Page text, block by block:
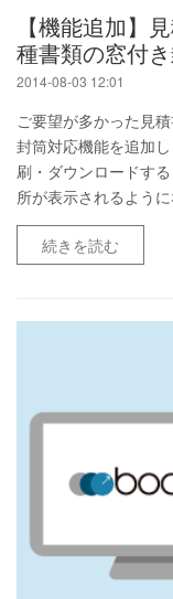
【機能追加】
種書類の窓付
2014-08-03 12:01
ご要望が多かった見
封筒対応機能を追加
刷・ダウンロードす
所が表示されるように
続きを読む